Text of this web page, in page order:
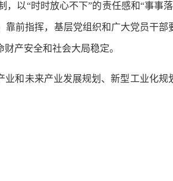
以“时时放心不下”的责任感和“事事
前指挥，基层党组织和广大党员干
产安全和社会大局稳定。
和未来产业发展规划、新型工业化规